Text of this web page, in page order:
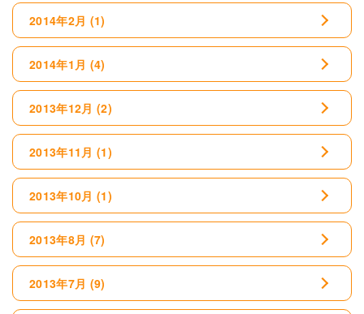
2014年2月 (1)
2014年1月 (4)
2013年12月 (2)
2013年11月 (1)
2013年10月 (1)
2013年8月 (7)
2013年7月 (9)